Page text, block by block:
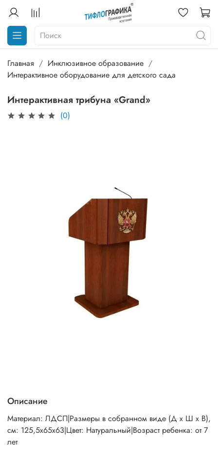
Главная
Инклюзивное образование
Интерактивное оборудование для детского сада
Интерактивная трибуна «Grand»
(0)
Описание
Материал: ЛДСП|Размеры в собранном виде (Д х Ш х В),
см: 125,5х65х63|Цвет: Натуральный|Возраст ребенка: от 7
лет